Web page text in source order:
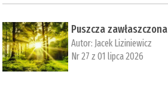
Puszcza zawłaszczona
Autor: Jacek Liziniewicz
Nr 27 z 01 lipca 2026